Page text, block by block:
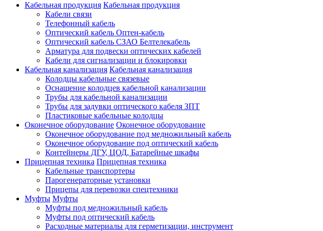
Кабельная продукция Кабельная продукция
Кабели связи
Телефонный кабель
Оптический кабель Оптен-кабель
Оптический кабель СЗАО Белтелекабель
Арматура для подвески оптических кабелей
Кабели для сигнализации и блокировки
Кабельная канализация Кабельная канализация
Колодцы кабельные связевые
Оснащение колодцев кабельной канализации
Трубы для кабельной канализации
Трубы для задувки оптического кабеля ЗПТ
Пластиковые кабельные колодцы
Оконечное оборудование Оконечное оборудование
Оконечное оборудование под медножильный кабель
Оконечное оборудование под оптический кабель
Контейнеры ДГУ, ЦОД, Батарейные шкафы
Прицепная техника Прицепная техника
Кабельные транспортеры
Парогенераторные установки
Прицепы для перевозки спецтехники
Муфты Муфты
Муфты под медножильный кабель
Муфты под оптический кабель
Расходные материалы для герметизации, инструмент